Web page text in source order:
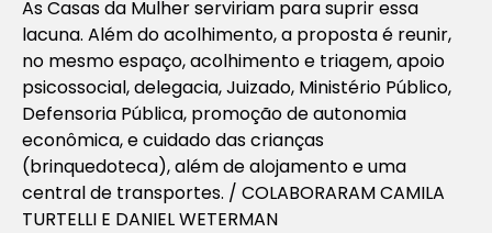
As Casas da Mulher serviriam para suprir essa
lacuna. Além do acolhimento, a proposta é reunir,
no mesmo espaço, acolhimento e triagem, apoio
psicossocial, delegacia, Juizado, Ministério Público,
Defensoria Pública, promoção de autonomia
econômica, e cuidado das crianças
(brinquedoteca), além de alojamento e uma
central de transportes. / COLABORARAM CAMILA
TURTELLI E DANIEL WETERMAN